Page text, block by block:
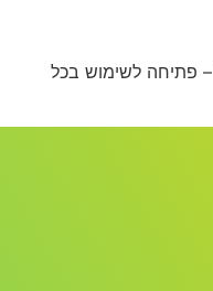
פתיחה NOKIA נוקיה N82 SimFree – פתיחה לשימוש בכל